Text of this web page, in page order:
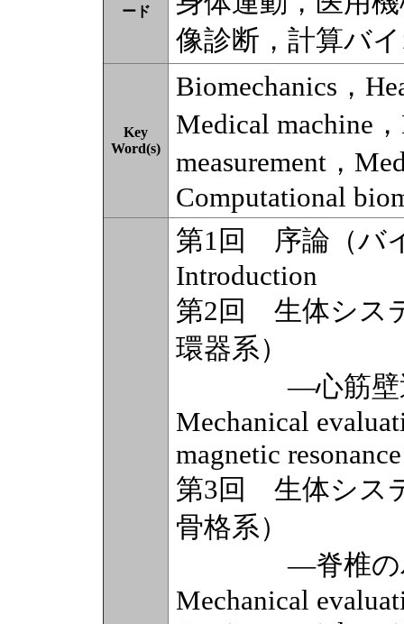
ード
像診断，計算バ
Key
Word(s)
Biomechanics，
Medical machine
measurement，
Computational
第1回 序論（バ
Introduction
第2回 生体シス
環器系）
―心筋壁運
Mechanical
magnetic
第3回 生体シス
骨格系）
―脊椎のバ
Mechanical